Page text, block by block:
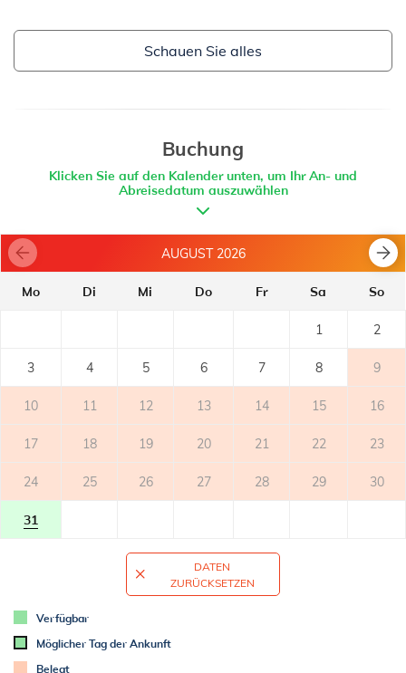
- Anzahl von Kochplatten: 2
- Backofen
- Geschirrspülmaschine
- Elektrokocher
- Kühlschrank mit Tiefkühler: 50 l
- Kaffeemaschine
- privater Balkon
- überdeckt
- Tisch und Stühle auf dem Balkon
- Balkonfläche: 6m
WELTRAUM
ZUSÄTZLICHE INFORMATION
- klimatisiert
Schauen Sie alles
Buchung
Klicken Sie auf den Kalender unten, um Ihr An- und
Abreisedatum auszuwählen
AUGUST 2026
Mo Di Mi Do Fr Sa So
1 2
3 4 5 6 7 8 9
10 11 12 13 14 15 16
17 18 19 20 21 22 23
24 25 26 27 28 29 30
31
DATEN
ZURÜCKSETZEN
Verfügbar
Möglicher Tag der Ankunft
Belegt